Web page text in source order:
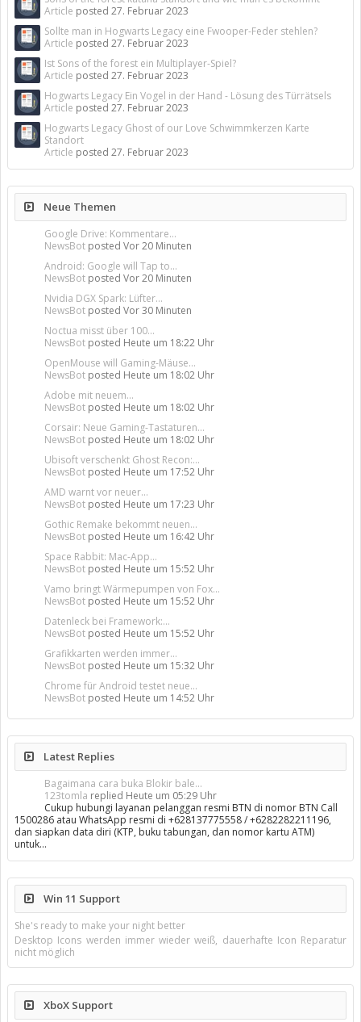
Article posted 27. Februar 2023
Sollte man in Hogwarts Legacy eine Fwooper-Feder stehlen?
Article posted 27. Februar 2023
Ist Sons of the forest ein Multiplayer-Spiel?
Article posted 27. Februar 2023
Hogwarts Legacy Ein Vogel in der Hand - Lösung des Türrätsels
Article posted 27. Februar 2023
Hogwarts Legacy Ghost of our Love Schwimmkerzen Karte
Standort
Article posted 27. Februar 2023
Neue Themen
Google Drive: Kommentare...
NewsBot posted Vor 20 Minuten
Android: Google will Tap to...
NewsBot posted Vor 20 Minuten
Nvidia DGX Spark: Lüfter...
NewsBot posted Vor 30 Minuten
Noctua misst über 100...
NewsBot posted Heute um 18:22 Uhr
OpenMouse will Gaming-Mäuse...
NewsBot posted Heute um 18:02 Uhr
Adobe mit neuem...
NewsBot posted Heute um 18:02 Uhr
Corsair: Neue Gaming-Tastaturen...
NewsBot posted Heute um 18:02 Uhr
Ubisoft verschenkt Ghost Recon:...
NewsBot posted Heute um 17:52 Uhr
AMD warnt vor neuer...
NewsBot posted Heute um 17:23 Uhr
Gothic Remake bekommt neuen...
NewsBot posted Heute um 16:42 Uhr
Space Rabbit: Mac-App...
NewsBot posted Heute um 15:52 Uhr
Vamo bringt Wärmepumpen von Fox...
NewsBot posted Heute um 15:52 Uhr
Datenleck bei Framework:...
NewsBot posted Heute um 15:52 Uhr
Grafikkarten werden immer...
NewsBot posted Heute um 15:32 Uhr
Chrome für Android testet neue...
NewsBot posted Heute um 14:52 Uhr
Latest Replies
Bagaimana cara buka Blokir bale...
123tomla replied Heute um 05:29 Uhr
Cukup hubungi layanan pelanggan resmi BTN di nomor BTN Call
1500286 atau WhatsApp resmi di +628137775558 / +6282282211196,
dan siapkan data diri (KTP, buku tabungan, dan nomor kartu ATM)
untuk…
Win 11 Support
She's ready to make your night better
Desktop Icons werden immer wieder weiß, dauerhafte Icon Reparatur
nicht möglich
XboX Support